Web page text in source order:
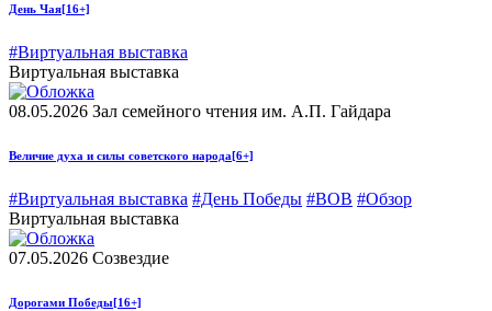
День Чая[16+]
#Виртуальная выставка
Виртуальная выставка
08.05.2026 Зал семейного чтения им. А.П. Гайдара
Величие духа и силы советского народа [6+]
#Виртуальная выставка #День Победы #ВОВ #Обзор
Виртуальная выставка
07.05.2026 Созвездие
Дорогами Победы[16+]